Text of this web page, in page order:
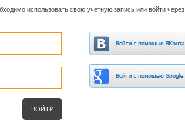
использовать свою учетную запись или войти через